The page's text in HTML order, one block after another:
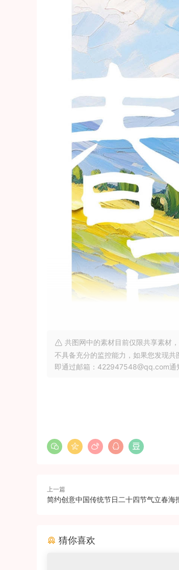
共图网中的素材目前仅限共享素材
不具备充分的监控能力，如果您发现
即通过邮箱：422947548@qq.com通
上一篇
简约创意中国传统节日二十四节气立春海
猜你喜欢